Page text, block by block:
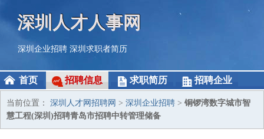
深圳人才人事网
深圳企业招聘 深圳求职者简历
首页 招聘信息 求职简历 招聘企业
当前位置： 深圳人才网招聘网 > 深圳企业招聘 > 铜锣湾数字城市智
慧工程(深圳)招聘青岛市招聘中转管理储备